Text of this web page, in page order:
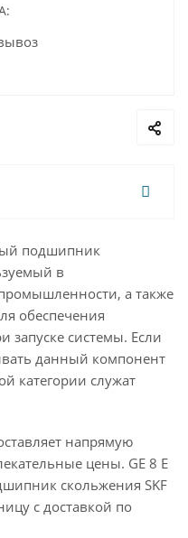
подшипник
в
а также
обеспечения
запуске системы. Если
данный компонент
категории служат
напрямую
цены. GE 8 E
скольжения SKF
с доставкой по